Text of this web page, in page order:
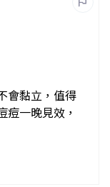
會黏立，值得
一晚見效，